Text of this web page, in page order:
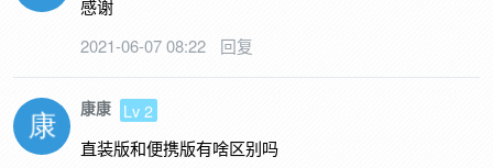
感谢
2021-06-07 08:22
回复
康康
Lv 2
直装版和便携版有啥区别吗